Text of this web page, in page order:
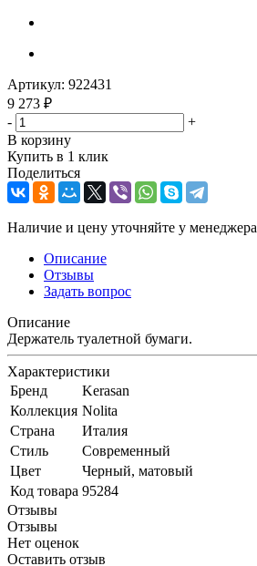
Артикул: 922431
9 273 ₽
-
+
В корзину
Купить в 1 клик
Поделиться
Наличие и цену уточняйте у менеджера
Описание
Отзывы
Задать вопрос
Описание
Держатель туалетной бумаги.
Характеристики
Бренд
Kerasan
Коллекция Nolita
Страна
Италия
Стиль
Современный
Цвет
Черный, матовый
Код товара 95284
Отзывы
Отзывы
Нет оценок
Оставить отзыв